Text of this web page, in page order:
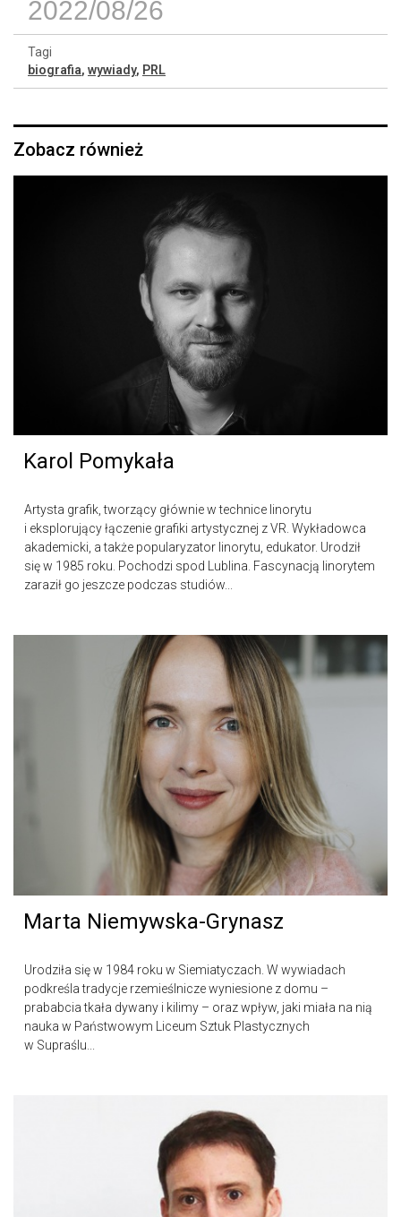
2022/08/26
Tagi
biografia, wywiady, PRL
Zobacz również
Karol Pomykała
Artysta grafik, tworzący głównie w technice linorytu
i eksplorujący łączenie grafiki artystycznej z VR. Wykładowca
akademicki, a także popularyzator linorytu, edukator. Urodził
się w 1985 roku. Pochodzi spod Lublina. Fascynacją linorytem
zaraził go jeszcze podczas studiów...
Marta Niemywska-Grynasz
Urodziła się w 1984 roku w Siemiatyczach. W wywiadach
podkreśla tradycje rzemieślnicze wyniesione z domu –
prababcia tkała dywany i kilimy – oraz wpływ, jaki miała na nią
nauka w Państwowym Liceum Sztuk Plastycznych
w Supraślu...